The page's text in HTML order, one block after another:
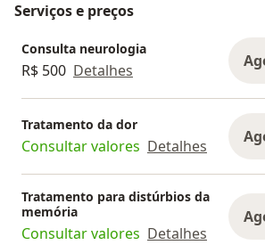
Serviços e preços
Consulta neurologia
R$ 500 Detalhes
Tratamento da dor
Consultar valores Detalhes
Tratamento para distúrbios da
memória
Consultar valores Detalhes